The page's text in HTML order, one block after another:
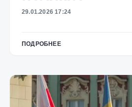
29.01.2026 17:24
ПОДРОБНЕЕ